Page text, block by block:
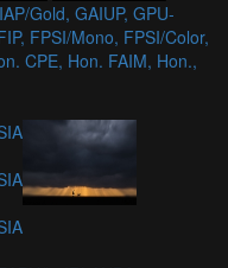
Gold, GAIUP, GPU-
FPSI/Mono, FPSI/Color,
CPE, Hon. FAIM, Hon.,